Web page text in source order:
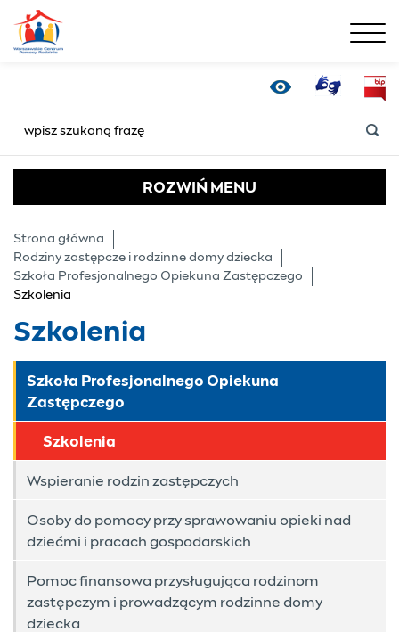
Szkolenia -Tłumacz Online
ROZWIŃ MENU
Strona główna
Rodziny zastępcze i rodzinne domy dziecka
Szkoła Profesjonalnego Opiekuna Zastępczego
Szkolenia
Szkolenia
Szkoła Profesjonalnego Opiekuna
Zastępczego
Szkolenia
Wspieranie rodzin zastępczych
Osoby do pomocy przy sprawowaniu opieki nad
dziećmi i pracach gospodarskich
Pomoc finansowa przysługująca rodzinom
zastępczym i prowadzącym rodzinne domy
dziecka